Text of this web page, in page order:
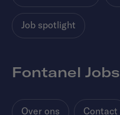
Job spotlight
Fontanel Jobs
Over ons Contact